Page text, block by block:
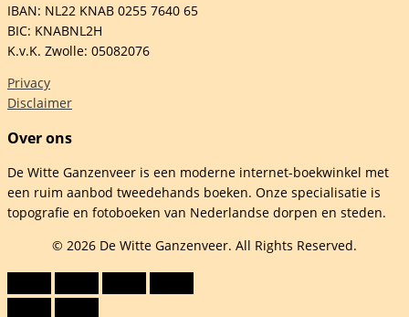
IBAN: NL22 KNAB 0255 7640 65
BIC: KNABNL2H
K.v.K. Zwolle: 05082076
Privacy
Disclaimer
Over ons
De Witte Ganzenveer is een moderne internet-boekwinkel met
een ruim aanbod tweedehands boeken. Onze specialisatie is
topografie en fotoboeken van Nederlandse dorpen en steden.
© 2026 De Witte Ganzenveer. All Rights Reserved.